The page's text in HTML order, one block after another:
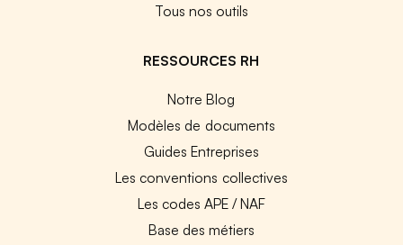
Tous nos outils
RESSOURCES RH
Notre Blog
Modèles de documents
Guides Entreprises
Les conventions collectives
Les codes APE / NAF
Base des métiers